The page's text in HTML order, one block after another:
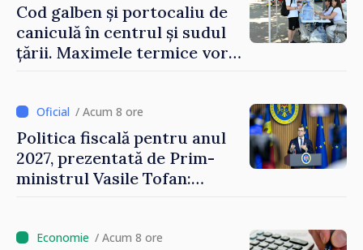
Cod galben și portocaliu de
caniculă în centrul și sudul
țării. Maximele termice vor
/ Acum 8 ore
Politica fiscală pentru anul
2027, prezentată de Prim-
ministrul Vasile Tofan:
taxare mai echitabilă
/ Acum 8 ore